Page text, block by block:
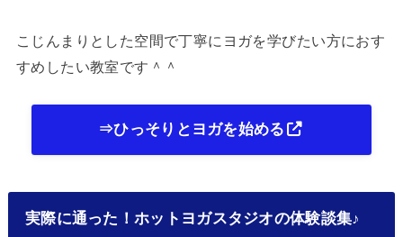
こじんまりとした空間で丁寧にヨガを学びたい方におす
すめしたい教室です＾＾
⇒ひっそりとヨガを始める
実際に通った！ホットヨガスタジオの体験談集♪